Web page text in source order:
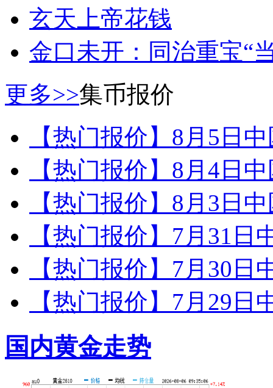
玄天上帝花钱
金口未开：同治重宝“
更多>>集币报价
【热门报价】8月5日
【热门报价】8月4日
【热门报价】8月3日
【热门报价】7月31
【热门报价】7月30
【热门报价】7月29
国内黄金走势